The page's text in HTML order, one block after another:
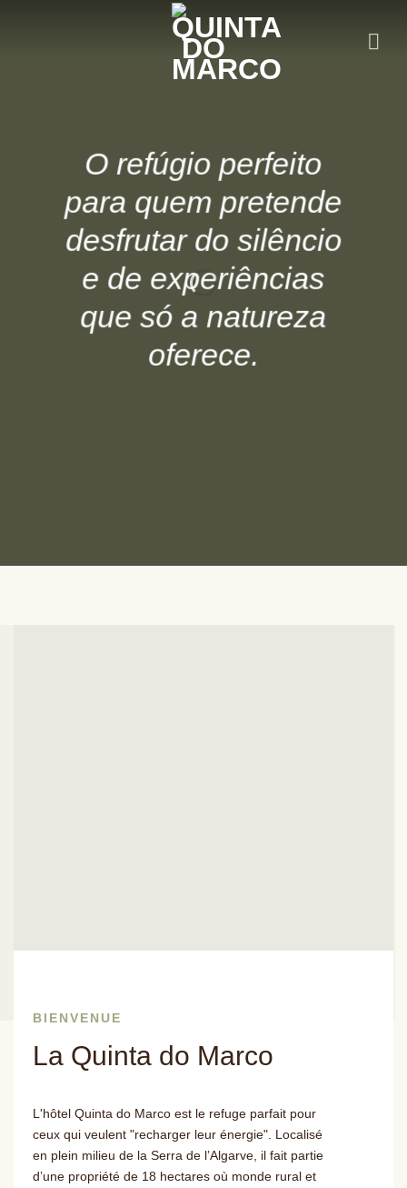
O refúgio perfeito
para quem pretende
desfrutar do silêncio
e de experiências
que só a natureza
oferece.
BIENVENUE
La Quinta do Marco
L'hôtel Quinta do Marco est le refuge parfait pour
ceux qui veulent "recharger leur énergie". Localisé
en plein milieu de la Serra de l’Algarve, il fait partie
d’une propriété de 18 hectares où monde rural et